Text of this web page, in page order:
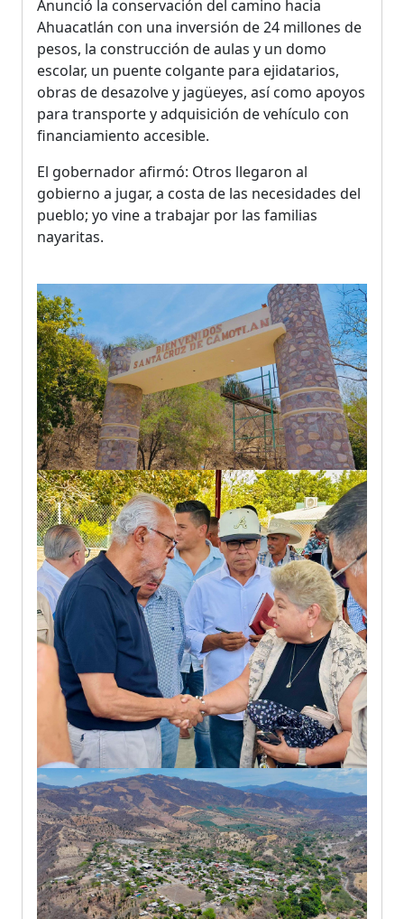
Anunció la conservación del camino hacia
Ahuacatlán con una inversión de 24 millones de
pesos, la construcción de aulas y un domo
escolar, un puente colgante para ejidatarios,
obras de desazolve y jagüeyes, así como apoyos
para transporte y adquisición de vehículo con
financiamiento accesible.
El gobernador afirmó: Otros llegaron al
gobierno a jugar, a costa de las necesidades del
pueblo; yo vine a trabajar por las familias
nayaritas.